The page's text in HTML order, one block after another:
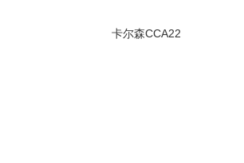
卡尔森CCA22